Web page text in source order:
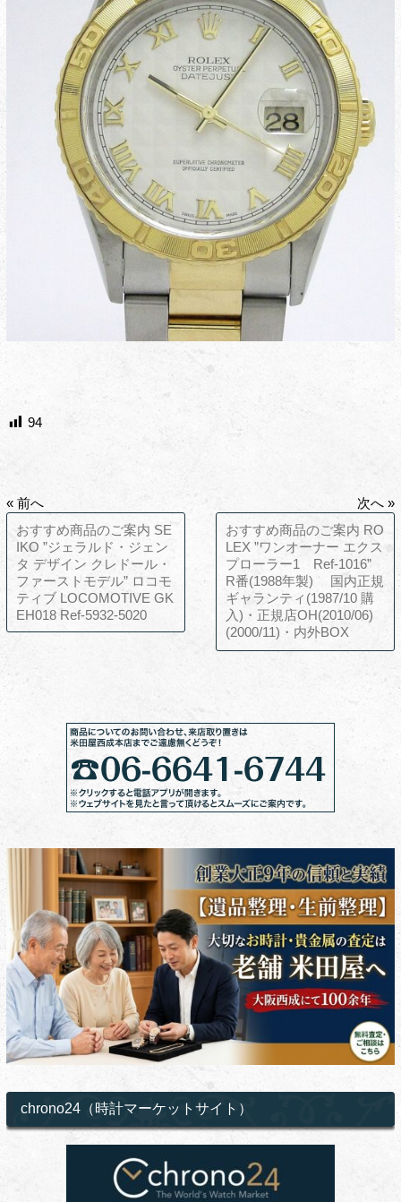
94
« 前へ
おすすめ商品のご案内 SE
IKO ”ジェラルド・ジェン
タ デザイン クレドール・
ファーストモデル” ロコモ
ティブ LOCOMOTIVE GK
EH018 Ref-5932-5020
次へ »
おすすめ商品のご案内 RO
LEX ”ワンオーナー エクス
プローラー1 Ref-1016”
R番(1988年製) 国内正規
ギャランティ(1987/10 購
入)・正規店OH(2010/06)
(2000/11)・内外BOX
chrono24（時計マーケットサイト）